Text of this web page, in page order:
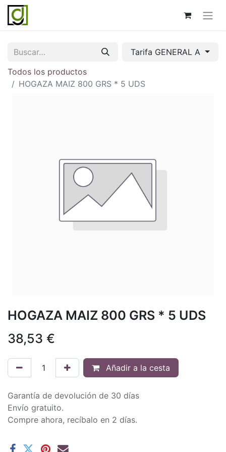
Tarifa GENERAL A
Todos los productos
HOGAZA MAIZ 800 GRS * 5 UDS
HOGAZA MAIZ 800 GRS * 5 UDS
38,53 €
Añadir a la cesta
Garantía de devolución de 30 días
Envío gratuito.
Compre ahora, recíbalo en 2 días.